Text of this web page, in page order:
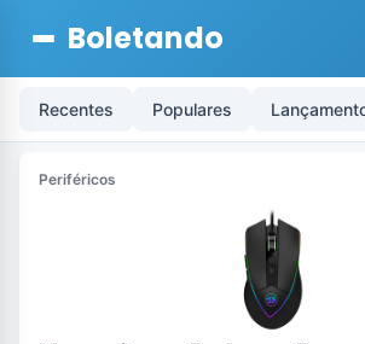
Boletando
Recentes Populares
Periféricos